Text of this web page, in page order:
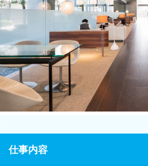
仕事内容